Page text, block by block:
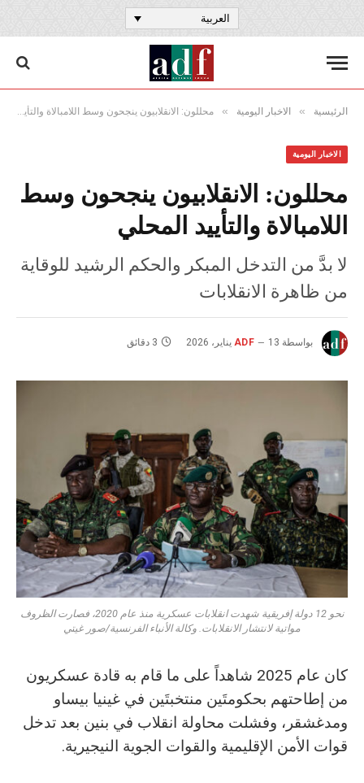
العربية
الرئيسية » الاخبار اليومية » محللون: الانقلابيون ينجحون وسط اللامبالاة والتأييد المحلي
الاخبار اليومية
محللون: الانقلابيون ينجحون وسط
اللامبالاة والتأييد المحلي
لا بدَّ من التدخل المبكر والحكم الرشيد للوقاية
من ظاهرة الانقلابات
بواسطة ADF 13 يناير، 2026 3 دقائق
نحو 12 دولة إفريقية شهدت انقلابات عسكرية منذ عام 2020، فصارت الظروف
مواتية لانتشار الانقلابات. وكالة الأنباء الفرنسية/صور غيتي
كان عام 2025 شاهداً على ما قام به قادة عسكريون
من إطاحتهم بحكومتَين منتخبتَين في غينيا بيساو
ومدغشقر، وفشلت محاولة انقلاب في بنين بعد تدخل
قوات الأمن الإقليمية والقوات الجوية النيجيرية.